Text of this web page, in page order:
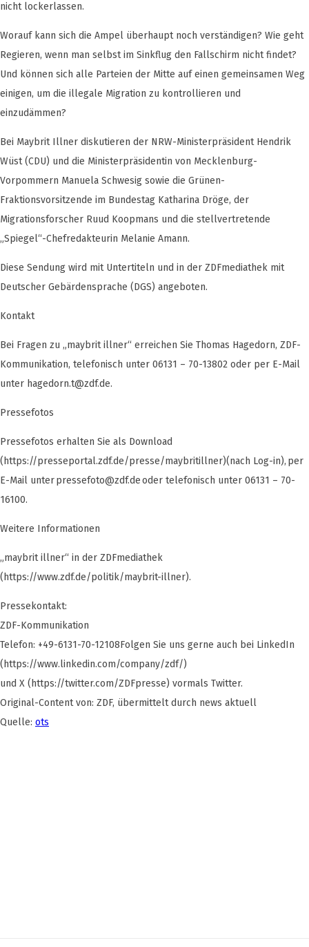
nicht lockerlassen.
Worauf kann sich die Ampel überhaupt noch verständigen? Wie geht
Regieren, wenn man selbst im Sinkflug den Fallschirm nicht findet?
Und können sich alle Parteien der Mitte auf einen gemeinsamen Weg
einigen, um die illegale Migration zu kontrollieren und
einzudämmen?
Bei Maybrit Illner diskutieren der NRW-Ministerpräsident Hendrik
Wüst (CDU) und die Ministerpräsidentin von Mecklenburg-
Vorpommern Manuela Schwesig sowie die Grünen-
Fraktionsvorsitzende im Bundestag Katharina Dröge, der
Migrationsforscher Ruud Koopmans und die stellvertretende
„Spiegel“-Chefredakteurin Melanie Amann.
Diese Sendung wird mit Untertiteln und in der ZDFmediathek mit
Deutscher Gebärdensprache (DGS) angeboten.
Kontakt
Bei Fragen zu „maybrit illner“ erreichen Sie Thomas Hagedorn, ZDF-
Kommunikation, telefonisch unter 06131 – 70-13802 oder per E-Mail
unter hagedorn.t@zdf.de.
Pressefotos
Pressefotos erhalten Sie als Download
(https://presseportal.zdf.de/presse/maybritillner)(nach Log-in), per
E-Mail unterpressefoto@zdf.deoder telefonisch unter 06131 – 70-
16100.
Weitere Informationen
„maybrit illner“ in der ZDFmediathek
(https://www.zdf.de/politik/maybrit-illner).
Pressekontakt:
ZDF-Kommunikation
Telefon: +49-6131-70-12108Folgen Sie uns gerne auch bei LinkedIn
(https://www.linkedin.com/company/zdf/)
und X (https://twitter.com/ZDFpresse) vormals Twitter.
Original-Content von: ZDF, übermittelt durch news aktuell
Quelle: ots